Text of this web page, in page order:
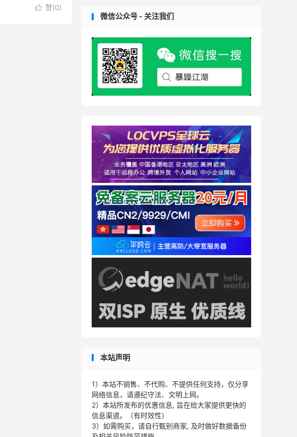
 赞(0)
微信公众号 - 关注我们
本站声明
1）本站不销售、不代购、不提供任何支持，仅分享
网络信息，请遵纪守法、文明上网。
2）本站所发布的优惠信息, 旨在给大家提供更快的
信息渠道。（有时效性）
3）如需购买，请自行甄别商家, 及时做好数据备份